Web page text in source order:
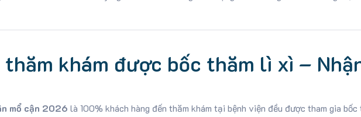
thăm khám được bốc thăm lì xì –
mổ cận 2026 là 100% khách hàng đến thăm khám tại bệnh viện đều được tham gia